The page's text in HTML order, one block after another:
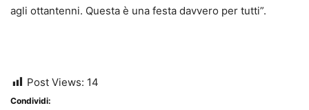
agli ottantenni. Questa è una festa davvero per tutti”.
Post Views: 14
Condividi: